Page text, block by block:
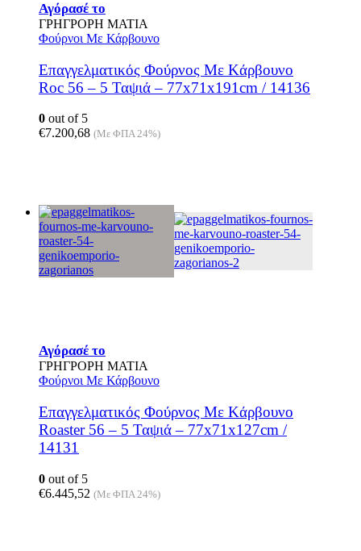
Αγόρασέ το
ΓΡΗΓΡΟΡΗ ΜΑΤΙΑ
Φούρνοι Με Κάρβουνο
Επαγγελματικός Φούρνος Mε Kάρβουνο
Roc 56 – 5 Ταψιά – 77x71x191cm / 14136
0 out of 5
€7.200,68 (Με ΦΠΑ 24%)
Αγόρασέ το
ΓΡΗΓΡΟΡΗ ΜΑΤΙΑ
Φούρνοι Με Κάρβουνο
Επαγγελματικός Φούρνος Mε Kάρβουνο
Roaster 56 – 5 Ταψιά – 77x71x127cm /
14131
0 out of 5
€6.445,52 (Με ΦΠΑ 24%)